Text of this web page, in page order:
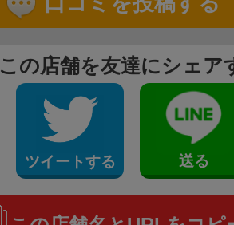
この店舗を友達にシェア
ツイートする 送る